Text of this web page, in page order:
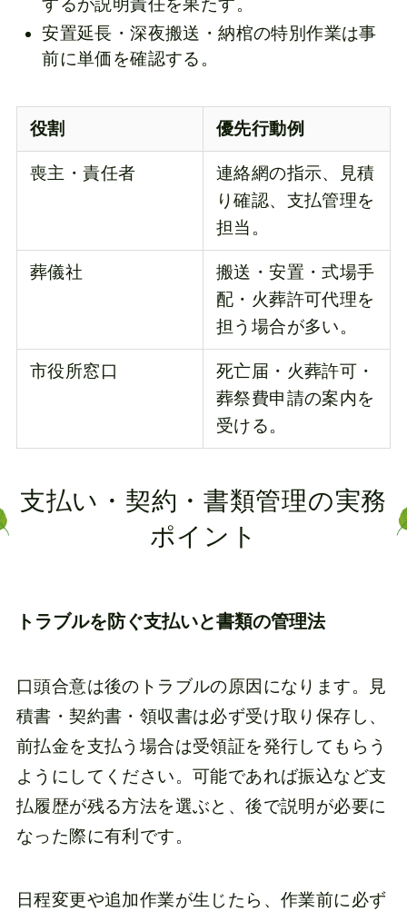
するが説明責任を果たす。
安置延長・深夜搬送・納棺の特別作業は事
前に単価を確認する。
役割 優先行動例
喪主・責任者
連絡網の指示、見積
り確認、支払管理を
担当。
葬儀社
搬送・安置・式場手
配・火葬許可代理を
担う場合が多い。
市役所窓口
死亡届・火葬許可・
葬祭費申請の案内を
受ける。
支払い・契約・書類管理の実務
ポイント
トラブルを防ぐ支払いと書類の管理法
口頭合意は後のトラブルの原因になります。見
積書・契約書・領収書は必ず受け取り保存し、
前払金を支払う場合は受領証を発行してもらう
ようにしてください。可能であれば振込など支
払履歴が残る方法を選ぶと、後で説明が必要に
なった際に有利です。
日程変更や追加作業が生じたら、作業前に必ず